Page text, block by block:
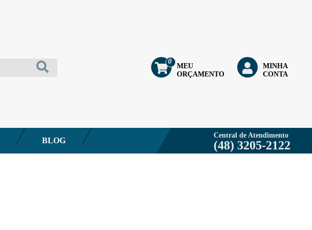
MEU
ORÇAMENTO
0
MINHA
CONTA
BLOG
Central de Atendimento
(48) 3205-2122